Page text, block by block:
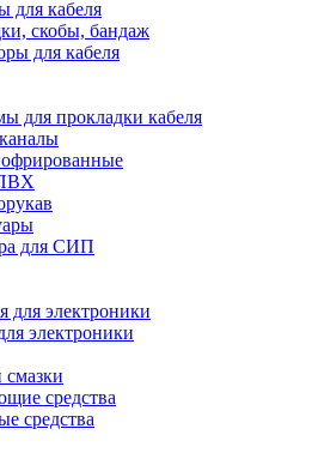
для кабеля
скобы, бандаж
для кабеля
для прокладки кабеля
для СИП
для электроники
электроники
средства
средства